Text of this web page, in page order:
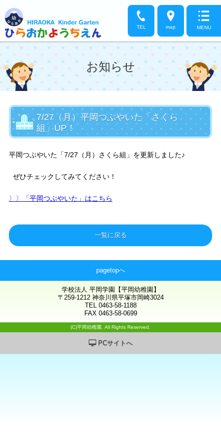
TEL map MENU
お知らせ
7/27（月）平岡つぶやいた「さくら
組」UP！
平岡つぶやいた「7/27（月）さくら組」を更新しました♪
ぜひチェックしてみてください！
〉〉 「平岡つぶやいた」はこちら
一覧に戻る
pagetopへ
学校法人 平岡学園【平岡幼稚園】
〒259-1212 神奈川県平塚市岡崎3024
TEL 0463-58-1188
FAX 0463-58-0699
(C)平岡幼稚園. All Rights Reserved.
PCサイトへ